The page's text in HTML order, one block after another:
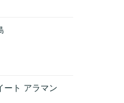
ート アラマン